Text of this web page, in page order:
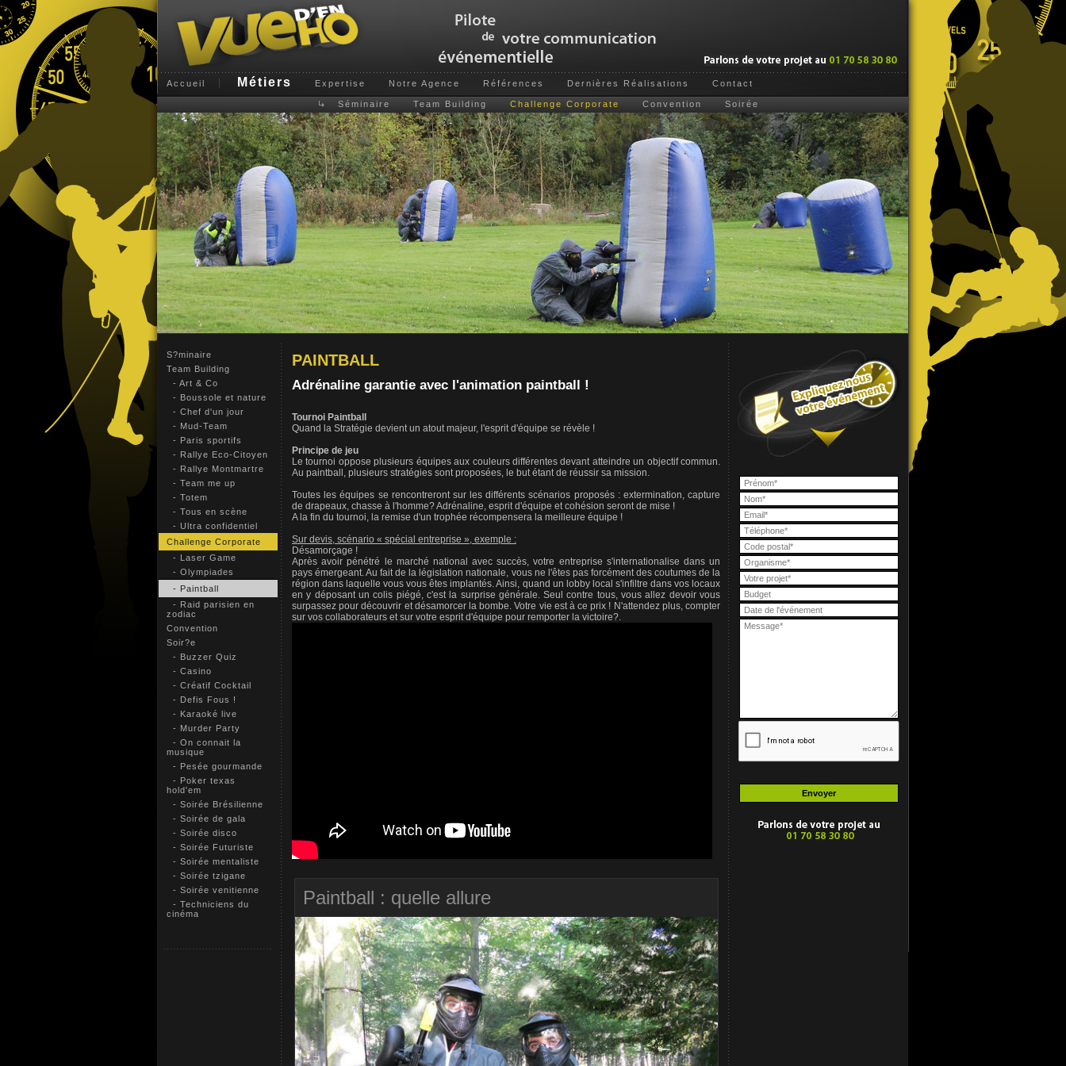
Accueil Métiers Expertise Notre Agence Références Dernières Réalisations Contact
Séminaire Team Building Challenge Corporate Convention Soirée
S?minaire
Team Building
- Art & Co
- Boussole et nature
- Chef d'un jour
- Mud-Team
- Paris sportifs
- Rallye Eco-Citoyen
- Rallye Montmartre
- Team me up
- Totem
- Tous en scène
- Ultra confidentiel
Challenge Corporate
- Laser Game
- Olympiades
- Paintball
- Raid parisien en
zodiac
Convention
Soir?e
- Buzzer Quiz
- Casino
- Créatif Cocktail
- Defis Fous !
- Karaoké live
- Murder Party
- On connait la
musique
- Pesée gourmande
- Poker texas
hold'em
- Soirée Brésilienne
- Soirée de gala
- Soirée disco
- Soirée Futuriste
- Soirée mentaliste
- Soirée tzigane
- Soirée venitienne
- Techniciens du
cinéma
PAINTBALL
Adrénaline garantie avec l'animation paintball !
Tournoi Paintball
Quand la Stratégie devient un atout majeur, l'esprit d'équipe se révèle !
Principe de jeu
Le tournoi oppose plusieurs équipes aux couleurs différentes devant atteindre un objectif commun.
Au paintball, plusieurs stratégies sont proposées, le but étant de réussir sa mission.
Toutes les équipes se rencontreront sur les différents scénarios proposés : extermination, capture
de drapeaux, chasse à l'homme? Adrénaline, esprit d'équipe et cohésion seront de mise !
A la fin du tournoi, la remise d'un trophée récompensera la meilleure équipe !
Sur devis, scénario « spécial entreprise », exemple :
Désamorçage !
Après avoir pénétré le marché national avec succès, votre entreprise s'internationalise dans un
pays émergeant. Au fait de la législation nationale, vous ne l'êtes pas forcément des coutumes de la
région dans laquelle vous vous êtes implantés. Ainsi, quand un lobby local s'infiltre dans vos locaux
en y déposant un colis piégé, c'est la surprise générale. Seul contre tous, vous allez devoir vous
surpassez pour découvrir et désamorcer la bombe. Votre vie est à ce prix ! N'attendez plus, compter
sur vos collaborateurs et sur votre esprit d'équipe pour remporter la victoire?.
Paintball : quelle allure Une belle équipe !